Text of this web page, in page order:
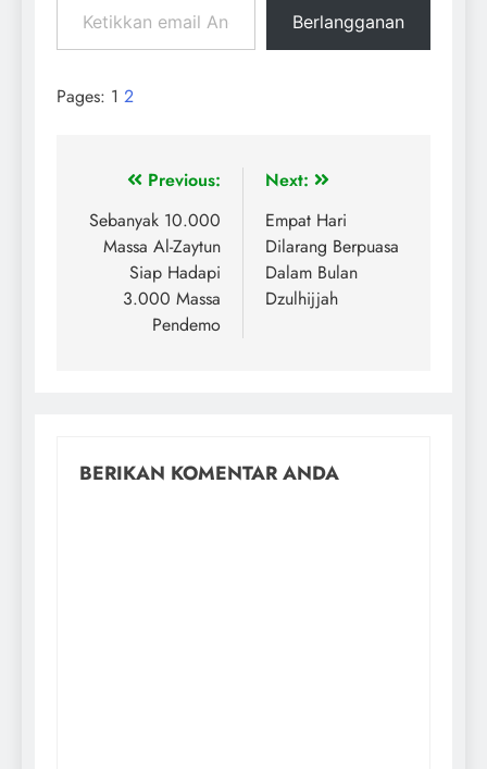
Berlangganan
Pages: 1 2
Previous:
Sebanyak 10.000
Massa Al-Zaytun
Siap Hadapi
3.000 Massa
Pendemo
Next:
Empat Hari
Dilarang Berpuasa
Dalam Bulan
Dzulhijjah
BERIKAN KOMENTAR ANDA